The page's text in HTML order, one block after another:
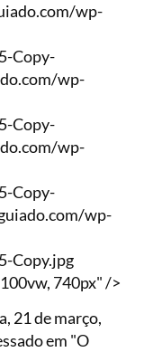
wp-
Copy-
wp-
Copy-
wp-
Copy-
wp-
Copy.jpg
740px" />
21 de março,
em "O